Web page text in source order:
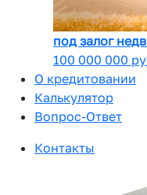
под залог
100 000 000
О кредитовании
Калькулятор
Вопрос-Ответ
Контакты